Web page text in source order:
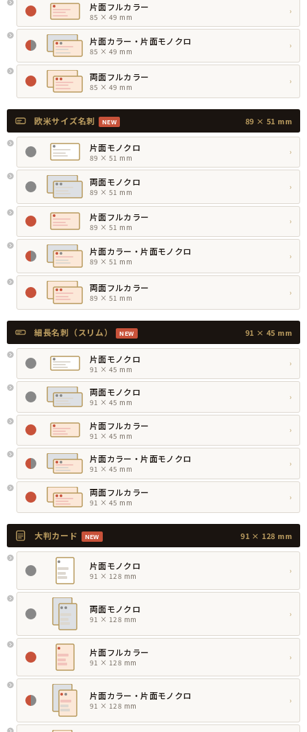
片面フルカラー
85 × 49 mm
›
片面カラー・片面モノクロ
85 × 49 mm
›
両面フルカラー
85 × 49 mm
›
欧米サイズ名刺 NEW 89 × 51 mm
片面モノクロ
89 × 51 mm
›
両面モノクロ
89 × 51 mm
›
片面フルカラー
89 × 51 mm
›
片面カラー・片面モノクロ
89 × 51 mm
›
両面フルカラー
89 × 51 mm
›
細長名刺（スリム） NEW 91 × 45 mm
片面モノクロ
91 × 45 mm
›
両面モノクロ
91 × 45 mm
›
片面フルカラー
91 × 45 mm
›
片面カラー・片面モノクロ
91 × 45 mm
›
両面フルカラー
91 × 45 mm
›
大判カード NEW 91 × 128 mm
片面モノクロ
91 × 128 mm
›
両面モノクロ
91 × 128 mm
›
片面フルカラー
91 × 128 mm
›
片面カラー・片面モノクロ
91 × 128 mm
›